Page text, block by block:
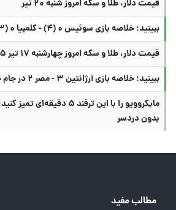
قیمت دلار، طلا و سکه امروز شنبه ۲۰ تیر
ببینید؛ خلاصه بازی سوئیس ۰ (۴) - کلمبیا ۰ (۳) در جام جهانی
قیمت دلار، طلا و سکه امروز چهارشنبه ۱۷ تیر ۱۴۰۵
ببینید؛ خلاصه بازی آرژانتین ۳ - مصر ۲ در جام جهانی
مایکروویو را با این ترفند ۵
بدون دردسر
مطالب مفید